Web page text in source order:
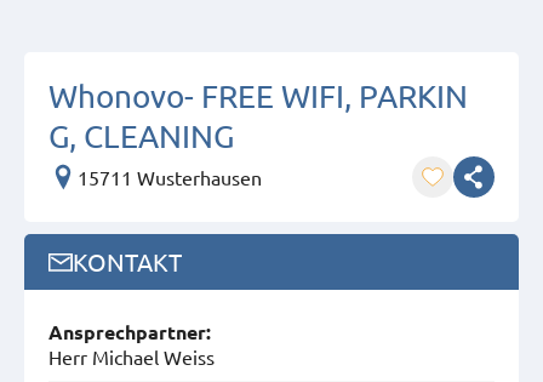
Whonovo- FREE WIFI, PARKIN
G, CLEANING
15711 Wusterhausen
KONTAKT
Ansprech­partner:
Herr Michael Weiss